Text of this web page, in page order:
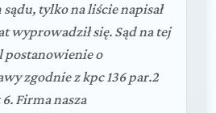
tylko na liście napisał
wyprowadził się. Sąd na tej
postanowienie o
zgodnie z kpc 136 par.2
6. Firma nasza